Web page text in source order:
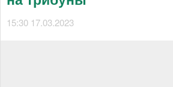
15:30 17.03.2023